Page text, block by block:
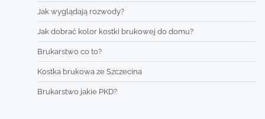
Jak wyglądają rozwody?
Jak dobrać kolor kostki brukowej do domu?
Brukarstwo co to?
Kostka brukowa ze Szczecina
Brukarstwo jakie PKD?